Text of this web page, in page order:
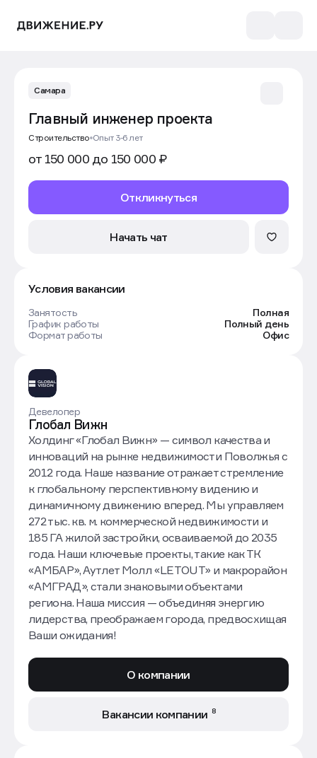
Самара
Главный инженер проекта
Строительство Опыт 3-6 лет
от 150 000 до 150 000 ₽
Откликнуться
Начать чат
Условия вакансии
Занятость
Полная
График работы
Полный день
Формат работы
Офис
Глобал Вижн
Девелопер
Холдинг «Глобал Вижн» — символ качества и
инноваций на рынке недвижимости Поволжья с
2012 года. Наше название отражает стремление
к глобальному перспективному видению и
динамичному движению вперед. Мы управляем
272 тыс. кв. м. коммерческой недвижимости и
185 ГА жилой застройки, осваиваемой до 2035
года. Наши ключевые проекты, такие как ТК
«АМБАР», Аутлет Молл «LETOUT» и макрорайон
«АМГРАД», стали знаковыми объектами
региона. Наша миссия — объединяя энергию
лидерства, преображаем города, предвосхищая
Ваши ожидания!
О компании
Вакансии компании 8